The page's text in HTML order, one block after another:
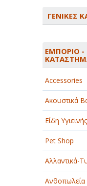
ΓΕΝΙΚΕΣ
ΔΙΑΦΗΜΙΣΗ
ΕΚΚΛΗΣΙΕΣ
ΣΩΜΑΤΕΙΑ
ΕΜΠΟΡΙΟ -
Accessories
Ακουστικά
Είδη Υγιεινής
Pet Shop
Αλλαντικά-
Ανθοπωλεία